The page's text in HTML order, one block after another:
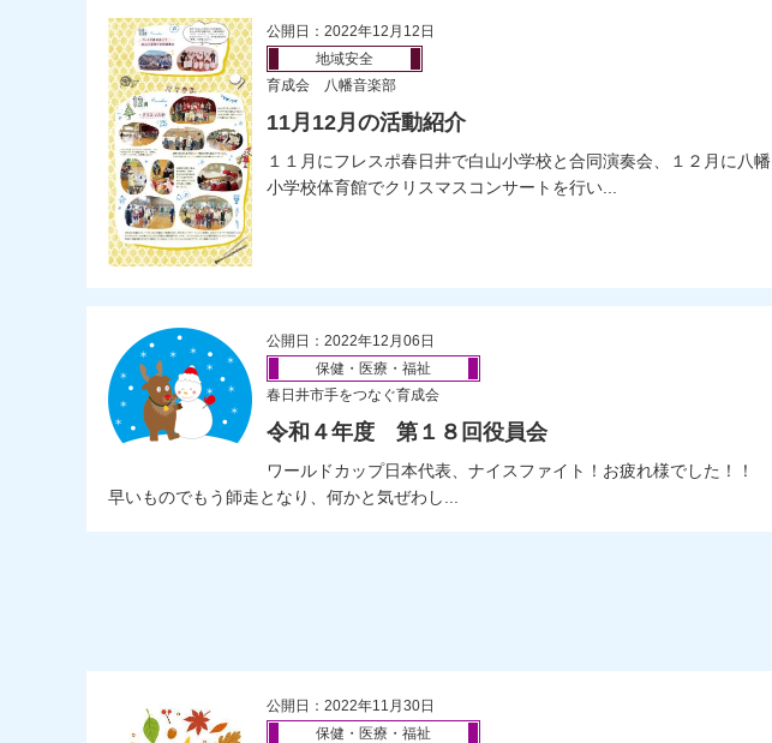
公開日：2022年12月12日
地域安全
育成会 八幡音楽部
11月12月の活動紹介
１１月にフレスポ春日井で白山小学校と合同演奏会、１２月に八幡
小学校体育館でクリスマスコンサートを行い...
公開日：2022年12月06日
保健・医療・福祉
春日井市手をつなぐ育成会
令和４年度 第１８回役員会
ワールドカップ日本代表、ナイスファイト！お疲れ様でした！！
早いものでもう師走となり、何かと気ぜわし...
公開日：2022年11月30日
保健・医療・福祉